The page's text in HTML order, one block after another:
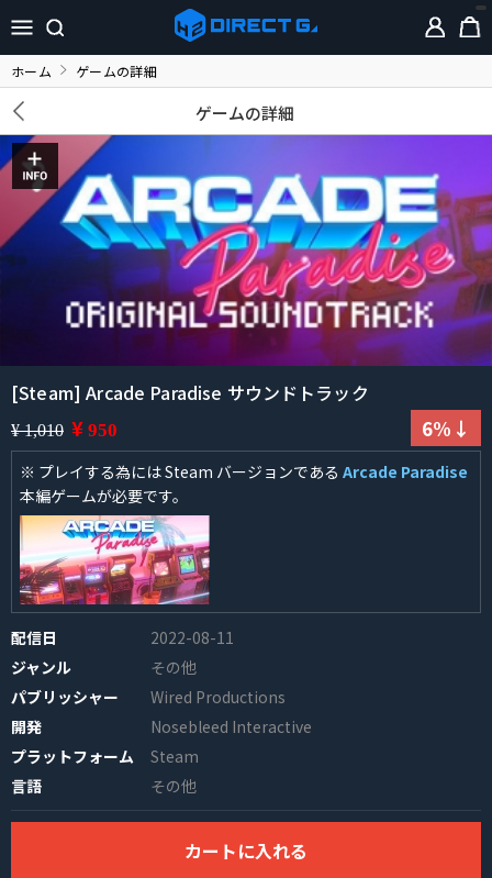
ホーム ゲームの詳細
ゲームの詳細
INFO
[Steam] Arcade Paradise サウンドトラック
¥ 1,010 ¥ 950 6%↓
※ プレイする為には Steam バージョンである Arcade Paradise
本編ゲームが必要です。
配信日
2022-08-11
ジャンル
その他
パブリッシャー
Wired Productions
開発
Nosebleed Interactive
プラットフォーム
Steam
言語
その他
カートに入れる